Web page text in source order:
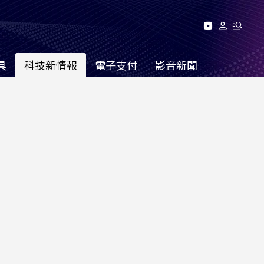
科技新情報 電子支付 影音新聞